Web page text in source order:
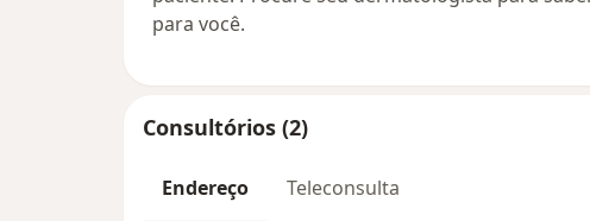
para você.
Consultórios (2)
Endereço Teleconsulta